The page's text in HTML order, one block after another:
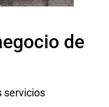
de
servicios